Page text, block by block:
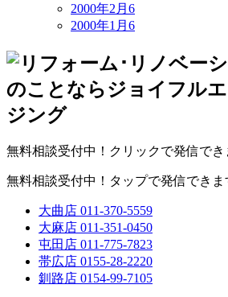
2000年2月 6
2000年1月 6
無料相談受付中！クリックで発信でき
無料相談受付中！タップで発信できま
大曲店 011-370-5559
大麻店 011-351-0450
屯田店 011-775-7823
帯広店 0155-28-2220
釧路店 0154-99-7105